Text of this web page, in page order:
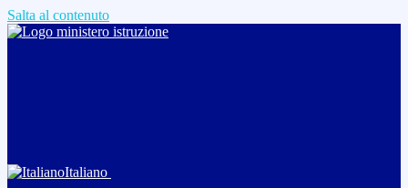
Salta al contenuto
Italiano